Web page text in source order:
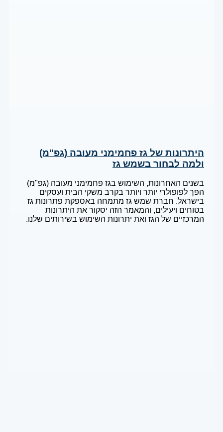
היתרונות של גז פחמימני מעובה (גפ"מ)
ולמה לבחור בשמש גז
בשנים האחרונות, השימוש בגז פחמימני מעובה (גפ"מ)
הפך לפופולרי יותר ויותר בקרב משקי הבית ועסקים
בישראל. חברת שמש גז מתמחה באספקת פתרונות גז
בטוחים ויעילים, והמאמר הזה יסקור את היתרונות
המרכזיים של הגז ואת יתרונות השימוש בשירותים שלנו.